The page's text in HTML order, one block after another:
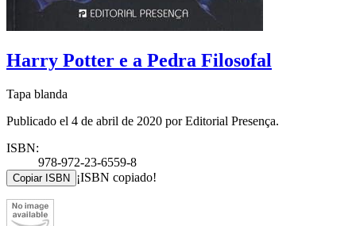
Harry Potter e a Pedra Filosofal
Tapa blanda
Publicado el 4 de abril de 2020 por Editorial Presença.
ISBN:
978-972-23-6559-8
Copiar ISBN ¡ISBN copiado!